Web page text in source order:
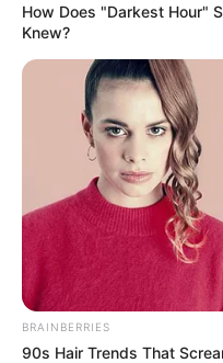
How Does "Darkest Hour"
Knew?
BRAINBERRIES
90s Hair Trends That